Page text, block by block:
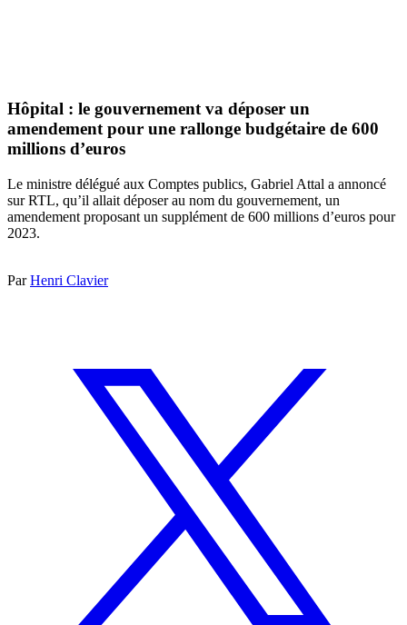
Hôpital : le gouvernement va déposer un
amendement pour une rallonge budgétaire de 600
millions d’euros
Le ministre délégué aux Comptes publics, Gabriel Attal a annoncé
sur RTL, qu’il allait déposer au nom du gouvernement, un
amendement proposant un supplément de 600 millions d’euros pour
2023.
ParHenri Clavier